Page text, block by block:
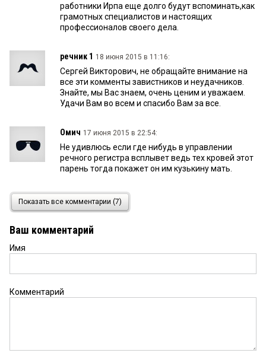
работники Ирпа еще долго будут вспоминать,как
грамотных специалистов и настоящих
профессионалов своего дела.
речник 1 18 июня 2015 в 11:16:
Сергей Викторович, не обращайте внимание на
все эти комменты завистников и неудачников.
Знайте, мы Вас знаем, очень ценим и уважаем.
Удачи Вам во всем и спасибо Вам за все.
Омич 17 июня 2015 в 22:54:
Не удивлюсь если где нибудь в управлении
речного регистра всплывет ведь тех кровей этот
парень тогда покажет он им кузькину мать.
17 июня 2015 в 19:58:
Были бы основания,уволили бы по статье...
Омич 15 июня 2015 в 22:30:
Показать все комментарии (7)
Ваш комментарий
Имя
Комментарий